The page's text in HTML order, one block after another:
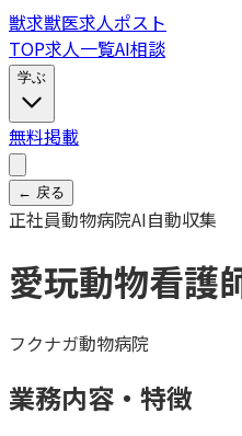
獣求獣医求人ポスト
TOP求人一覧AI相談
学ぶ
無料掲載
← 戻る
正社員動物病院AI自動収集
愛玩動物看護
フクナガ動物病院
業務内容・特徴